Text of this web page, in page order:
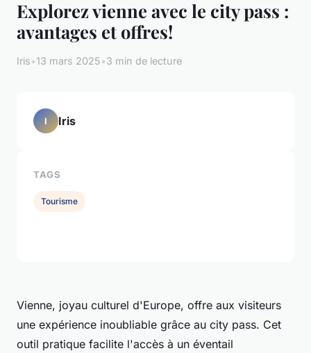
Explorez vienne avec le city pass :
avantages et offres!
Iris•13 mars 2025•3 min de lecture
Vienne, joyau culturel d'Europe, offre aux visiteurs
une expérience inoubliable grâce au city pass. Cet
outil pratique facilite l'accès à un éventail
I Iris
TAGS
Tourisme